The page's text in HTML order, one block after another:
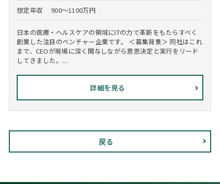
想定年収 900～1100万円
日本の医療・ヘルスケアの領域にITの力で革新をもたらすべく
創業した注目のベンチャー企業です。 ＜募集背景＞ 同社はこれ
まで、CEOが現場に深く関与しながら意思決定と実行をリード
してきました。...
詳細を見る
戻る